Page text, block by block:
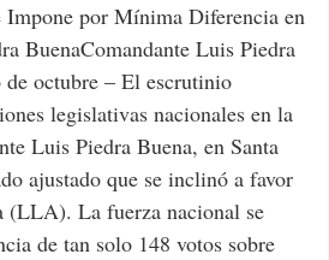
por Mínima Diferencia en
BuenaComandante Luis Piedra
octubre – El escrutinio
legislativas nacionales en la
Luis Piedra Buena, en Santa
ajustado que se inclinó a favor
(LLA). La fuerza nacional se
de tan solo 148 votos sobre